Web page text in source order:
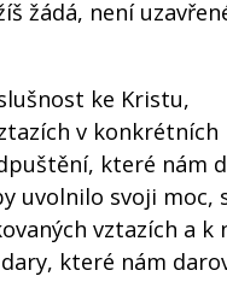
žádá, není
ke Kristu,
v konkrétních
které nám
uvolnilo svoji moc,
vztazích a k
které nám